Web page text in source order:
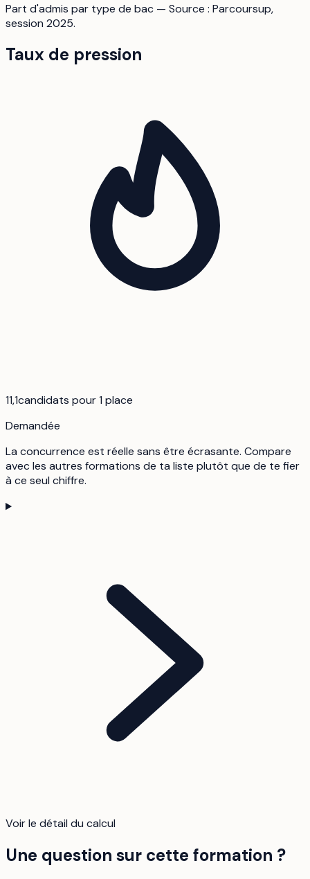
Part d'admis par type de bac — Source : Parcoursup,
session 2025.
Taux de pression
11,1candidats pour 1 place
Demandée
La concurrence est réelle sans être écrasante. Compare
avec les autres formations de ta liste plutôt que de te fier
à ce seul chiffre.
Voir le détail du calcul
Une question sur cette formation ?